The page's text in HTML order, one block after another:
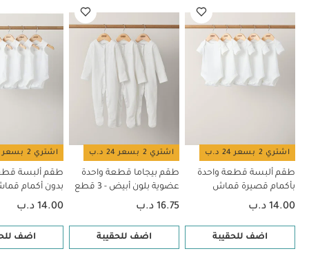
أكمام قماش عضوي بلون أبيض - 5 قطع
لباس الكل في واحد بتطريز زهور
بيجامة روديو بسحاب
اشتري 2 بسعر 24 د.ب
طقم ألبسة قطعة واحدة
بأكمام قصيرة قماش
عضوي بلون أبيض - 5 قطع
14.00 د.ب
اضف للحقيبة
اشتري 2 بسعر 24 د.ب
طقم بيجاما قطعة واحدة
عضوية بلون أبيض - 3 قطع
16.75 د.ب
اضف للحقيبة
اشتري 2 بسعر 24 د.ب
طقم ألبسة
بدون أكمام
بلون أبيض - 5 قطع
14.00 د.ب
اضف